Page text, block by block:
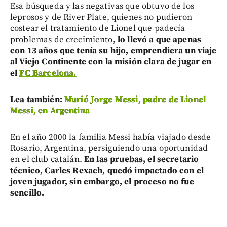
Esa búsqueda y las negativas que obtuvo de los
leprosos y de River Plate, quienes no pudieron
costear el tratamiento de Lionel que padecía
problemas de crecimiento, lo llevó a que apenas
con 13 años que tenía su hijo, emprendiera un viaje
al Viejo Continente con la misión clara de jugar en
elFC Barcelona.
Lea también: Murió Jorge Messi, padre de Lionel
Messi, en Argentina
En el año 2000 la familia Messi había viajado desde
Rosario, Argentina, persiguiendo una oportunidad
en el club catalán. En las pruebas, el secretario
técnico, Carles Rexach, quedó impactado con el
joven jugador, sin embargo, el proceso no fue
sencillo.